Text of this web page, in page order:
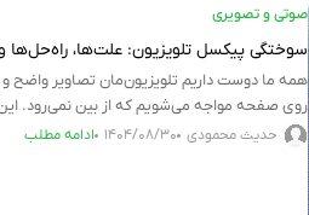
صوتی و تصویری
سوختگی پیکسل تلویزیون: علت‌ها، راه‌حل‌ها
همه ما دوست داریم تلویزیون‌مان تصاویر واضح
روی صفحه مواجه می‌شویم که از بین نمی‌رود.
حدیث محمودی ۱۴۰۴/۰۸/۳۰ ادامه مطلب